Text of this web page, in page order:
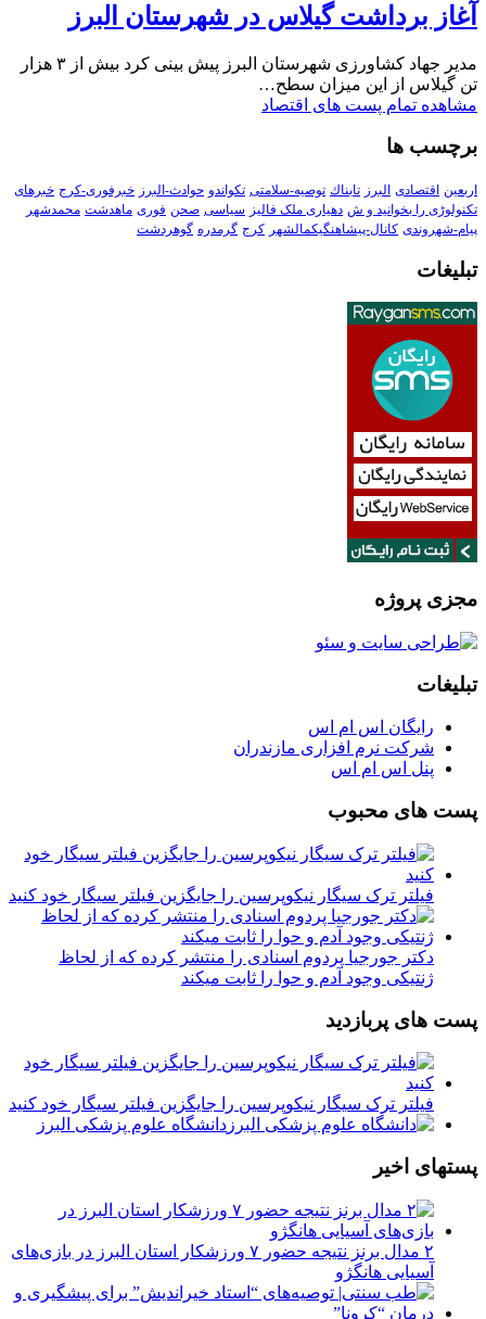
آغاز برداشت گیلاس در شهرستان البرز
مدیر جهاد کشاورزی شهرستان البرز پیش بینی کرد بیش از ۳ هزار
تن گیلاس از این میزان سطح…
مشاهده تمام پست های اقتصاد
برچسب ها
اربعین اقتصادی البرز تابناك توصیه-سلامتی تکواندو حوادث-البرز خبرفوری-کرج خبرهای
تکنولوڑی را بخوانید و ش دهیاری ملک فالیز سیاسی صحن فوری ماهدشت محمدشهر
پیام-شهروندی کانال-پیشاهنگیکمالشهر کرج گرمدره گوهردشت
تبلیغات
مجزی پروژه
تبلیغات
رایگان اس ام اس
شرکت نرم افزاری مازندران
پنل اس ام اس
پست های محبوب
فیلتر ترک سیگار نیکوپرسین را جایگزین فیلتر سیگار خود کنید
دکتر جورجیا پردوم اسنادی را منتشر کرده که از لحاظ
ژنتیکی وجود آدم و حوا را ثابت میکند
پست های پربازدید
فیلتر ترک سیگار نیکوپرسین را جایگزین فیلتر سیگار خود کنید
دانشگاه علوم پزشکی البرز
پستهای اخیر
۲ مدال برنز نتیجه حضور ۷ ورزشکار استان البرز در بازی‌های
آسیایی هانگژو